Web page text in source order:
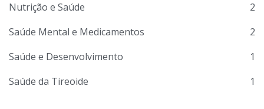
Nutrição e Saúde
2
Saúde Mental e Medicamentos
2
Saúde e Desenvolvimento
1
Saúde da Tireoide
1